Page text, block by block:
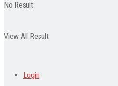
No Result
View All Result
Login